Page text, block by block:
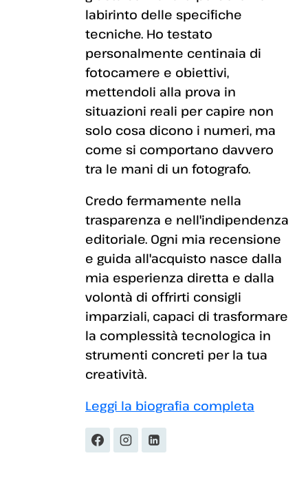
labirinto delle specifiche
tecniche. Ho testato
personalmente centinaia di
fotocamere e obiettivi,
mettendoli alla prova in
situazioni reali per capire non
solo cosa dicono i numeri, ma
come si comportano davvero
tra le mani di un fotografo.
Credo fermamente nella
trasparenza e nell'indipendenza
editoriale. Ogni mia recensione
e guida all'acquisto nasce dalla
mia esperienza diretta e dalla
volontà di offrirti consigli
imparziali, capaci di trasformare
la complessità tecnologica in
strumenti concreti per la tua
creatività.
Leggi la biografia completa